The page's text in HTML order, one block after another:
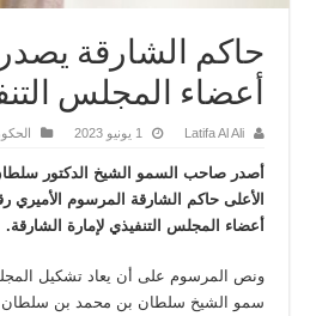
حاكم الشارقة
أعضاء المجلس
Latifa Al Ali 1 يونيو 2023
أصدر صاحب السمو الشيخ الدكتور
أعضاء المجلس التنفيذي لإمارة الشارقة.
ونص المرسوم على أن يعاد تشكيل
سمو الشيخ سلطان بن محمد بن سلطان